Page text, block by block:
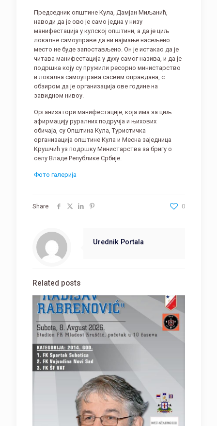
Председник општине Кула, Дамјан Миљанић,
наводи да је ово је само једна у низу
манифестација у кулској општини, а да је циљ
локалне самоуправе да ни најмање насељено
место не буде запостављено. Он је истакао да је
читава манифестација у духу самог назива, и да је
подршка коју су пружили ресорно министарство
и локална самоуправа сасвим оправдана, с
обзиром да је организација ове године на
завидном нивоу.
Организатори манифестације, која има за циљ
афирмацију руралних подручја и њихових
обичаја, су Општина Кула, Туристичка
организација општине Кула и Месна заједница
Крушчић уз подршку Министарства за бригу о
селу Владе Републике Србије.
Фото галерија
Share 0
Urednik Portala
Related posts